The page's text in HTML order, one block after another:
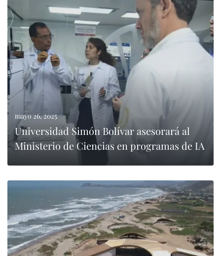
LEER MÁS
mayo 26, 2025
Universidad Simón Bolívar asesorará al
Ministerio de Ciencias en programas de IA
LEER MÁS 0